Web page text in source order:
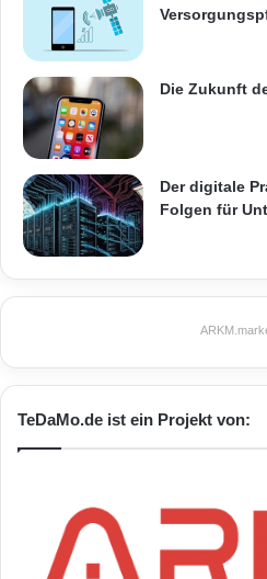
Die Zukunft
Der digitale
Folgen für
TeDaMo.de ist ein Projekt von: